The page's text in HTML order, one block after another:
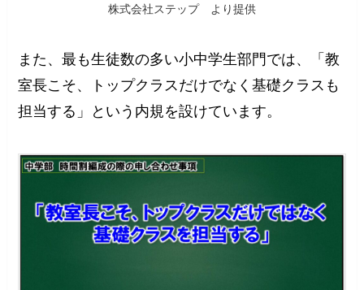
株式会社ステップ より提供
また、最も生徒数の多い小中学生部門では、「教
室長こそ、トップクラスだけでなく基礎クラスも
担当する」という内規を設けています。